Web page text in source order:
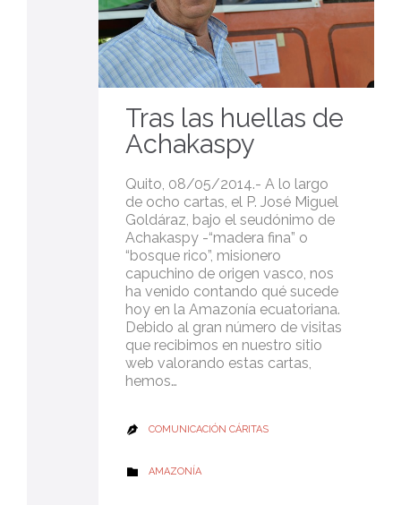
Tras las huellas de
Achakaspy
Quito, 08/05/2014.- A lo largo
de ocho cartas, el P. José Miguel
Goldáraz, bajo el seudónimo de
Achakaspy -“madera fina” o
“bosque rico”­, misionero
capuchino de origen vasco, nos
ha venido contando qué sucede
hoy en la Amazonía ecuatoriana.
Debido al gran número de visitas
que recibimos en nuestro sitio
web valorando estas cartas,
hemos…
 COMUNICACIÓN CÁRITAS
 CATEGORY
AMAZONÍA